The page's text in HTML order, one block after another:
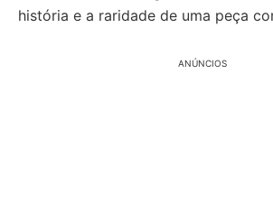
história e a raridade de uma peça
ANÚNCIOS